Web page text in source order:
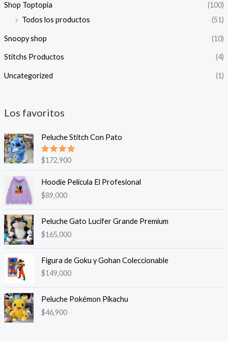
Shop Toptopia
(100)
Todos los productos
(51)
Snoopy shop (10)
Stitchs Productos (4)
Uncategorized (1)
Los favoritos
Peluche Stitch Con Pato
Valorado
en
5.00
$172,900
Hoodie Película El Profesional
$89,000
Peluche Gato Lucifer Grande Premium
$165,000
Figura de Goku y Gohan Coleccionable
$149,000
Peluche Pokémon Pikachu
$46,900